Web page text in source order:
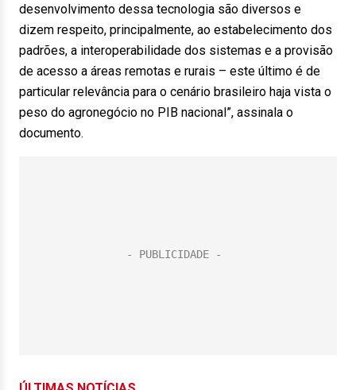
desenvolvimento dessa tecnologia são diversos e
dizem respeito, principalmente, ao estabelecimento dos
padrões, a interoperabilidade dos sistemas e a provisão
de acesso a áreas remotas e rurais – este último é de
particular relevância para o cenário brasileiro haja vista o
peso do agronegócio no PIB nacional”, assinala o
documento.